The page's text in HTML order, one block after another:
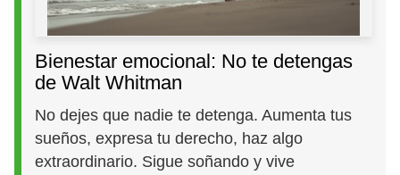
Bienestar emocional: No te detengas
de Walt Whitman
No dejes que nadie te detenga. Aumenta tus
sueños, expresa tu derecho, haz algo
extraordinario. Sigue soñando y vive